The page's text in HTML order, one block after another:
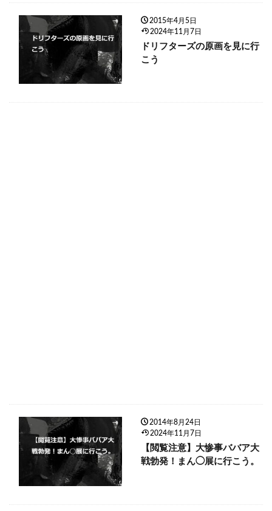
2015年4月5日
2024年11月7日
ドリフターズの原画を見に行
こう
2014年8月24日
2024年11月7日
【閲覧注意】大惨事ババア大
戦勃発！まん◯展に行こう。